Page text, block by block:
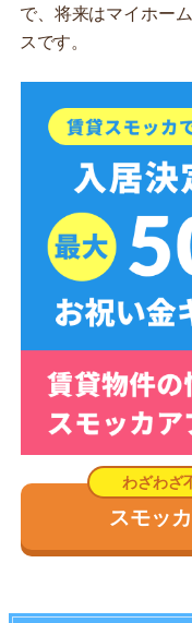
で、将来はマイホー
スです。
スモッ